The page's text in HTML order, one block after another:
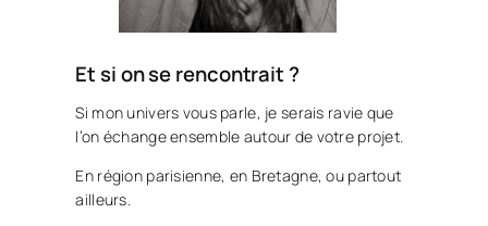
Et si on se rencontrait ?
Si mon univers vous parle, je serais ravie que
l’on échange ensemble autour de votre projet.
En région parisienne, en Bretagne, ou partout
ailleurs.